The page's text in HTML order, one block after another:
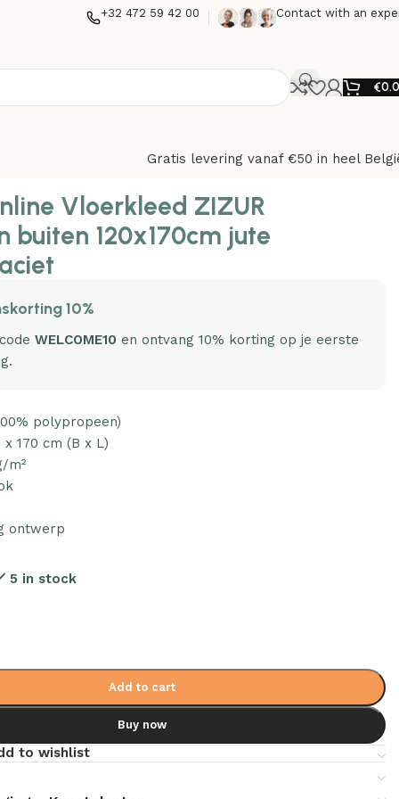
+32 472 59 42 00 Contact with an
€
Gratis levering vanaf €50 in heel
Vloerkleed ZIZUR
buiten 120x170cm jute
10%
WELCOME10 en ontvang 10% korting op je eerste
polypropeen)
x 170 cm (B x L)
m²
ontwerp
5 in stock
Add to cart
Buy now
to wishlist